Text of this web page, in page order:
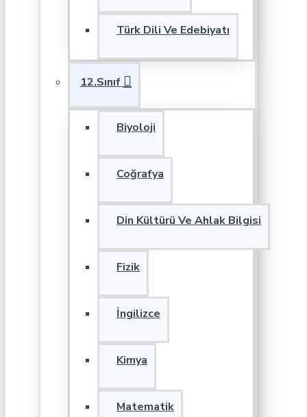
Türk Dili Ve Edebiyatı
12.Sınıf
Biyoloji
Coğrafya
Din Kültürü Ve Ahlak Bilgisi
Fizik
İngilizce
Kimya
Matematik